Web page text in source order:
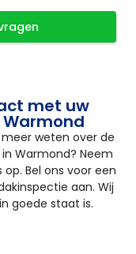
met uw
weten over de
Warmond? Neem
Bel ons voor een
aan. Wij
goede staat is.